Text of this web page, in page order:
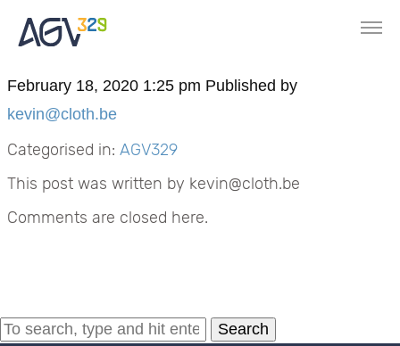
February 18, 2020 1:25 pm Published by
kevin@cloth.be
Categorised in: AGV329
This post was written by kevin@cloth.be
Comments are closed here.
Search